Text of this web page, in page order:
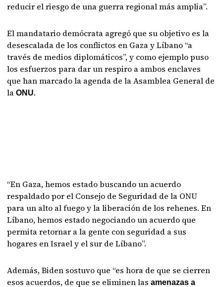
reducir el riesgo de una guerra regional más amplia”.
El mandatario demócrata agregó que su objetivo es la
desescalada de los conflictos en Gaza y Líbano “a
través de medios diplomáticos”, y como ejemplo puso
los esfuerzos para dar un respiro a ambos enclaves
que han marcado la agenda de la Asamblea General de
laONU.
“En Gaza, hemos estado buscando un acuerdo
respaldado por el Consejo de Seguridad de la ONU
para un alto al fuego y la liberación de los rehenes. En
Líbano, hemos estado negociando un acuerdo que
permita retornar a la gente con seguridad a sus
hogares en Israel y el sur de Líbano”.
Además, Biden sostuvo que “es hora de que se cierren
esos acuerdos, de que se eliminen lasamenazas a